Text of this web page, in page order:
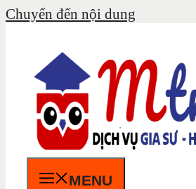
Chuyển đến nội dung
MENU